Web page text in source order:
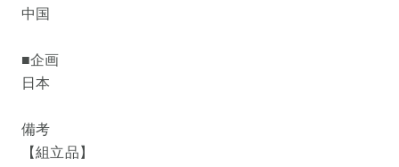
中国
■企画
日本
備考
【組立品】